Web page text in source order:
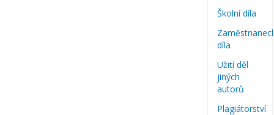
Školní díla
díla
Užití děl
jiných
autorů
Plagiátorství